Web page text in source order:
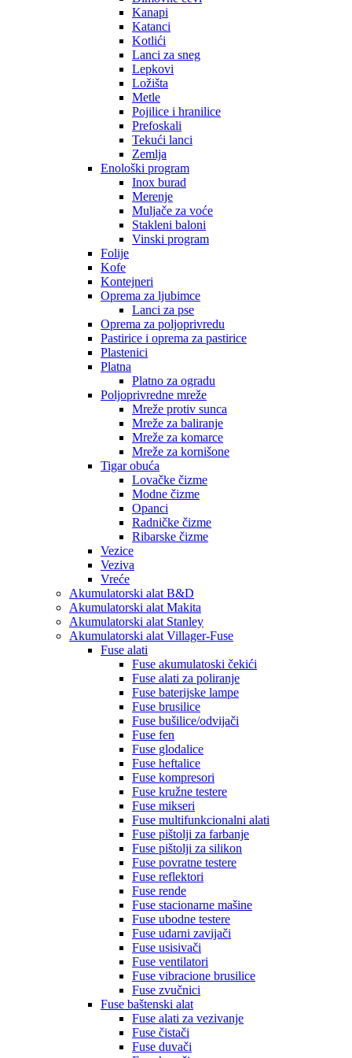
Kanapi
Katanci
Kotlići
Lanci za sneg
Lepkovi
Ložišta
Metle
Pojilice i hranilice
Prefoskali
Tekući lanci
Zemlja
Enološki program
Inox burad
Merenje
Muljače za voće
Stakleni baloni
Vinski program
Folije
Kofe
Kontejneri
Oprema za ljubimce
Lanci za pse
Oprema za poljoprivredu
Pastirice i oprema za pastirice
Plastenici
Platna
Platno za ogradu
Poljoprivredne mreže
Mreže protiv sunca
Mreže za baliranje
Mreže za komarce
Mreže za kornišone
Tigar obuća
Lovačke čizme
Modne čizme
Opanci
Radničke čizme
Ribarske čizme
Vezice
Veziva
Vreće
Akumulatorski alat B&D
Akumulatorski alat Makita
Akumulatorski alat Stanley
Akumulatorski alat Villager-Fuse
Fuse alati
Fuse akumulatoski čekići
Fuse alati za poliranje
Fuse baterijske lampe
Fuse brusilice
Fuse bušilice/odvijači
Fuse fen
Fuse glodalice
Fuse heftalice
Fuse kompresori
Fuse kružne testere
Fuse mikseri
Fuse multifunkcionalni alati
Fuse pištolji za farbanje
Fuse pištolji za silikon
Fuse povratne testere
Fuse reflektori
Fuse rende
Fuse stacionarne mašine
Fuse ubodne testere
Fuse udarni zavijači
Fuse usisivači
Fuse ventilatori
Fuse vibracione brusilice
Fuse zvučnici
Fuse baštenski alat
Fuse alati za vezivanje
Fuse čistači
Fuse duvači